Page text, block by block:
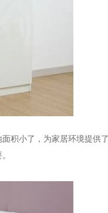
积小了，为家居环境提供